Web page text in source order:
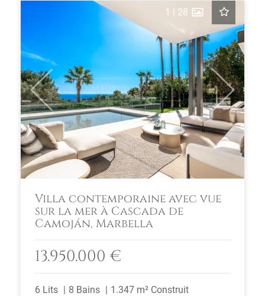
Previous Next
1 | 28
Villa contemporaine avec vue
sur la mer à Cascada de
Camoján, Marbella
13.950.000 €
6 Lits 8 Bains
1.347 m² Construit